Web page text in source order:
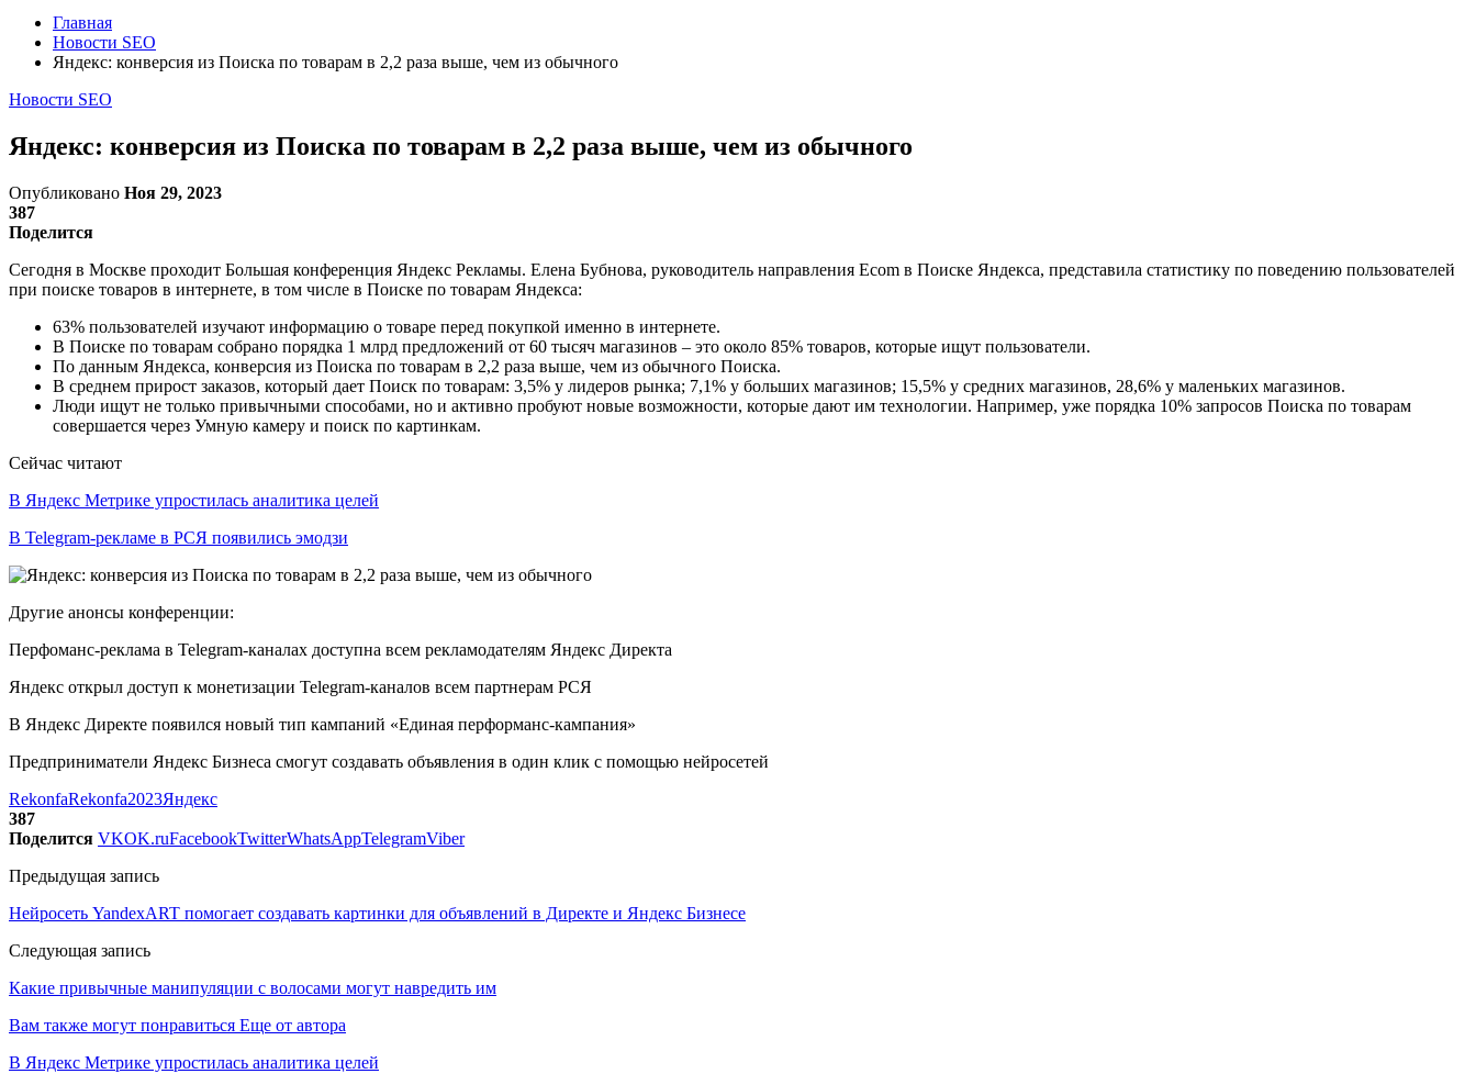
Главная
Новости SEO
Яндекс: конверсия из Поиска по товарам в 2,2 раза выше, чем из обычного
Новости SEO
Яндекс: конверсия из Поиска по товарам в 2,2 раза выше, чем из обычного
Опубликовано Ноя 29, 2023
387
Поделится
Сегодня в Москве проходит Большая конференция Яндекс Рекламы. Елена Бубнова, руководитель направления Ecom в Поиске Яндекса, представила статистику по поведению пользователей
при поиске товаров в интернете, в том числе в Поиске по товарам Яндекса:
63% пользователей изучают информацию о товаре перед покупкой именно в интернете.
В Поиске по товарам собрано порядка 1 млрд предложений от 60 тысяч магазинов – это около 85% товаров, которые ищут пользователи.
По данным Яндекса, конверсия из Поиска по товарам в 2,2 раза выше, чем из обычного Поиска.
В среднем прирост заказов, который дает Поиск по товарам: 3,5% у лидеров рынка; 7,1% у больших магазинов; 15,5% у средних магазинов, 28,6% у маленьких магазинов.
Люди ищут не только привычными способами, но и активно пробуют новые возможности, которые дают им технологии. Например, уже порядка 10% запросов Поиска по товарам
совершается через Умную камеру и поиск по картинкам.
Сейчас читают
В Яндекс Метрике упростилась аналитика целей
В Telegram-рекламе в РСЯ появились эмодзи
Другие анонсы конференции:
Перфоманс-реклама в Telegram-каналах доступна всем рекламодателям Яндекс Директа
Яндекс открыл доступ к монетизации Telegram-каналов всем партнерам РСЯ
В Яндекс Директе появился новый тип кампаний «Единая перформанс-кампания»
Предприниматели Яндекс Бизнеса смогут создавать объявления в один клик с помощью нейросетей
RekonfaRekonfa2023Яндекс
387
Поделится VKOK.ruFacebookTwitterWhatsAppTelegramViber
Предыдущая запись
Нейросеть YandexART помогает создавать картинки для объявлений в Директе и Яндекс Бизнесе
Следующая запись
Какие привычные манипуляции с волосами могут навредить им
Вам также могут понравиться Еще от автора
В Яндекс Метрике упростилась аналитика целей